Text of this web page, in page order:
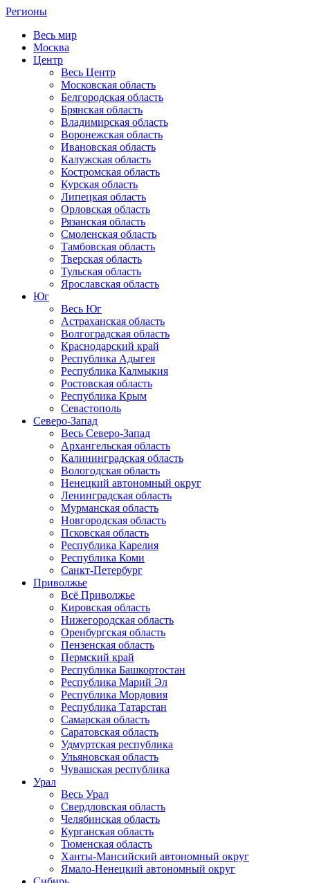
Регионы
Весь мир
Москва
Центр
Весь Центр
Московская область
Белгородская область
Брянская область
Владимирская область
Воронежская область
Ивановская область
Калужская область
Костромская область
Курская область
Липецкая область
Орловская область
Рязанская область
Смоленская область
Тамбовская область
Тверская область
Тульская область
Ярославская область
Юг
Весь Юг
Астраханская область
Волгоградская область
Краснодарский край
Республика Адыгея
Республика Калмыкия
Ростовская область
Республика Крым
Севастополь
Северо-Запад
Весь Северо-Запад
Архангельская область
Калининградская область
Вологодская область
Ненецкий автономный округ
Ленинградская область
Мурманская область
Новгородская область
Псковская область
Республика Карелия
Республика Коми
Санкт-Петербург
Приволжье
Всё Приволжье
Кировская область
Нижегородская область
Оренбургская область
Пензенская область
Пермский край
Республика Башкортостан
Республика Марий Эл
Республика Мордовия
Республика Татарстан
Самарская область
Саратовская область
Удмуртская республика
Ульяновская область
Чувашская республика
Урал
Весь Урал
Свердловская область
Челябинская область
Курганская область
Тюменская область
Ханты-Мансийский автономный округ
Ямало-Ненецкий автономный округ